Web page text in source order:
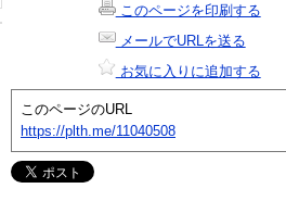
このページを印刷する
メールでURLを送る
お気に入りに追加する
このページのURL
https://plth.me/11040508